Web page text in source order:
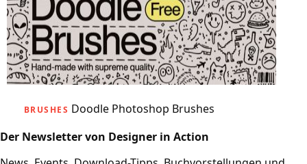
BRUSHES Doodle Photoshop Brushes
Der Newsletter von Designer in Action